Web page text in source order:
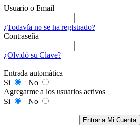
Usuario o Email
¿Todavía no se ha registrado?
Contraseña
¿Olvidó su Clave?
Entrada automática
Si
No
Agregarme a los usuarios activos
Si
No
Entrar a Mi Cuenta